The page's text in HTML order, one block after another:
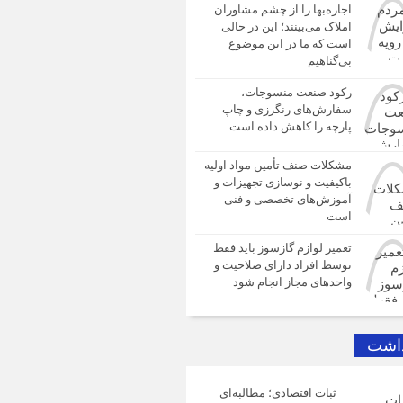
اجاره‌بها را از چشم مشاوران
املاک می‌بینند؛ این در حالی
است که ما در این موضوع
بی‌گناهیم
رکود صنعت منسوجات،
سفارش‌های رنگرزی و چاپ
پارچه را کاهش داده است
مشکلات صنف تأمین مواد اولیه
باکیفیت و نوسازی تجهیزات و
آموزش‌های تخصصی و فنی
است
تعمیر لوازم گازسوز باید فقط
توسط افراد دارای صلاحیت و
واحدهای مجاز انجام شود
ثبات اقتصادی؛ مطالبه‌ای